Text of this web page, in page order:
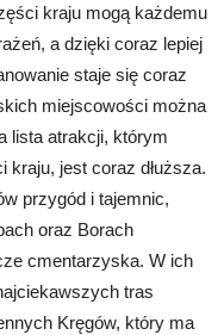
kraju mogą każdemu
a dzięki coraz lepiej
staje się coraz
miejscowości można
lista atrakcji, którym
jest coraz dłuższa.
przygód i tajemnic,
oraz Borach
cmentarzyska. W ich
tras
Kręgów, który ma